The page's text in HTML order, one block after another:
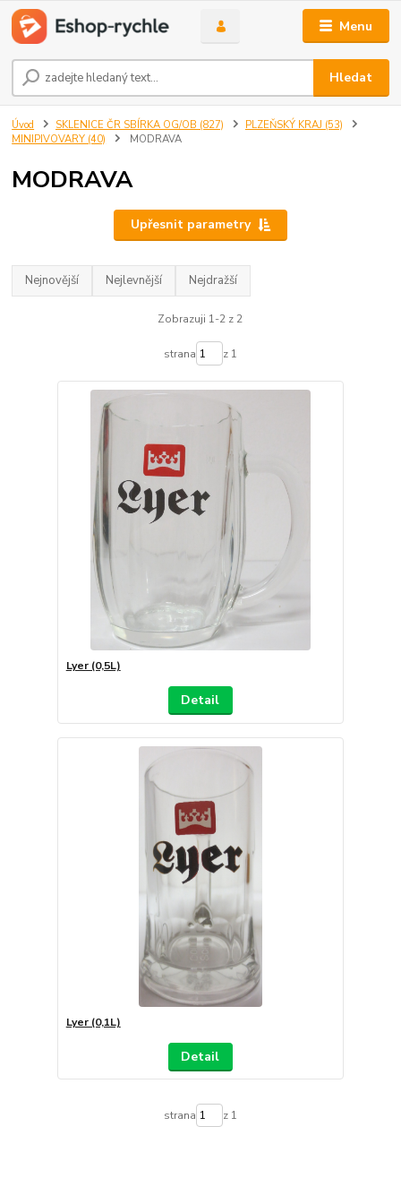
Menu
Hledat
Úvod SKLENICE ČR SBÍRKA OG/OB (827)
PLZEŇSKÝ KRAJ (53)
MINIPIVOVARY (40)
MODRAVA
MODRAVA
Upřesnit parametry
Nejnovější Nejlevnější Nejdražší
Zobrazuji 1-2 z 2
strana z 1
Lyer (0,5L)
Detail
Lyer (0,1L)
Detail
strana z 1